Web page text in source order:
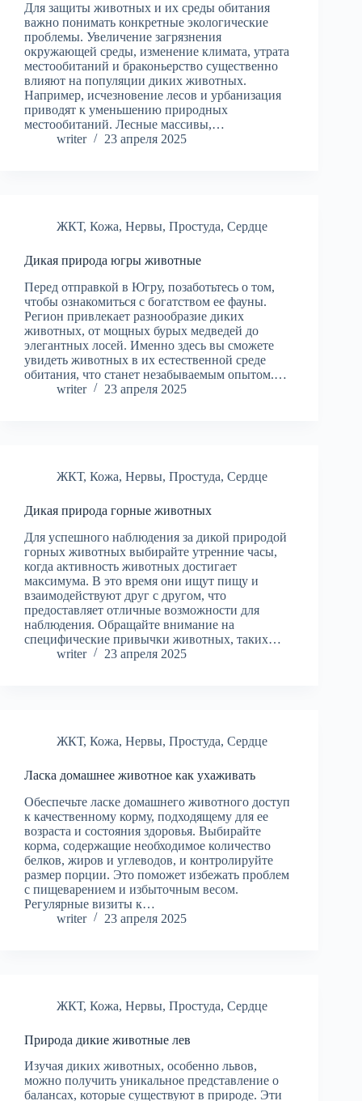
Для защиты животных и их среды обитания
важно понимать конкретные экологические
проблемы. Увеличение загрязнения
окружающей среды, изменение климата, утрата
местообитаний и браконьерство существенно
влияют на популяции диких животных.
Например, исчезновение лесов и урбанизация
приводят к уменьшению природных
местообитаний. Лесные массивы,…
writer
23 апреля 2025
ЖКТ, Кожа, Нервы, Простуда, Сердце
Дикая природа югры животные
Перед отправкой в Югру, позаботьтесь о том,
чтобы ознакомиться с богатством ее фауны.
Регион привлекает разнообразие диких
животных, от мощных бурых медведей до
элегантных лосей. Именно здесь вы сможете
увидеть животных в их естественной среде
обитания, что станет незабываемым опытом.…
writer
23 апреля 2025
ЖКТ, Кожа, Нервы, Простуда, Сердце
Дикая природа горные животных
Для успешного наблюдения за дикой природой
горных животных выбирайте утренние часы,
когда активность животных достигает
максимума. В это время они ищут пищу и
взаимодействуют друг с другом, что
предоставляет отличные возможности для
наблюдения. Обращайте внимание на
специфические привычки животных, таких…
writer
23 апреля 2025
ЖКТ, Кожа, Нервы, Простуда, Сердце
Ласка домашнее животное как ухаживать
Обеспечьте ласке домашнего животного доступ
к качественному корму, подходящему для ее
возраста и состояния здоровья. Выбирайте
корма, содержащие необходимое количество
белков, жиров и углеводов, и контролируйте
размер порции. Это поможет избежать проблем
с пищеварением и избыточным весом.
Регулярные визиты к…
writer
23 апреля 2025
ЖКТ, Кожа, Нервы, Простуда, Сердце
Природа дикие животные лев
Изучая диких животных, особенно львов,
можно получить уникальное представление о
балансах, которые существуют в природе. Эти